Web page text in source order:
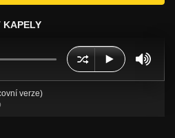
KAPELY
verze)